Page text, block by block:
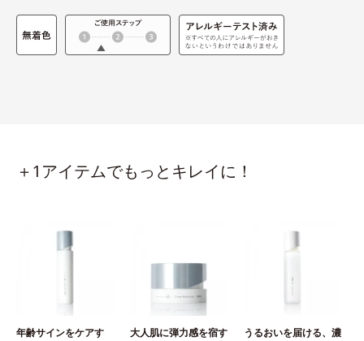
＋1アイテムでもっとキレイに！
年齢サインをケアす
大人肌に弾力感を宿す
うるおいを届ける、濃